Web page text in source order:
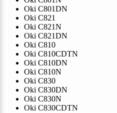
Oki C801DN
Oki C821
Oki C821N
Oki C821DN
Oki C810
Oki C810CDTN
Oki C810DN
Oki C810N
Oki C830
Oki C830DN
Oki C830N
Oki C830CDTN